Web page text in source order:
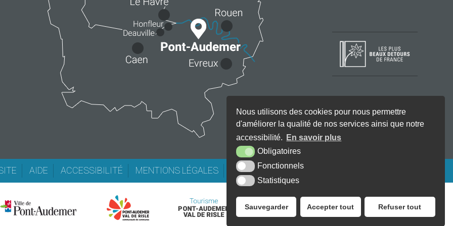
Nous utilisons des cookies pour nous permettre
d'améliorer la qualité de nos services ainsi que notre
accessibilité.
En savoir plus
Obligatoires
Fonctionnels
Statistiques
Sauvegarder Accepter tout Refuser tout
AIDE ACCESSIBILITÉ MENTIONS LÉGALES KREA3